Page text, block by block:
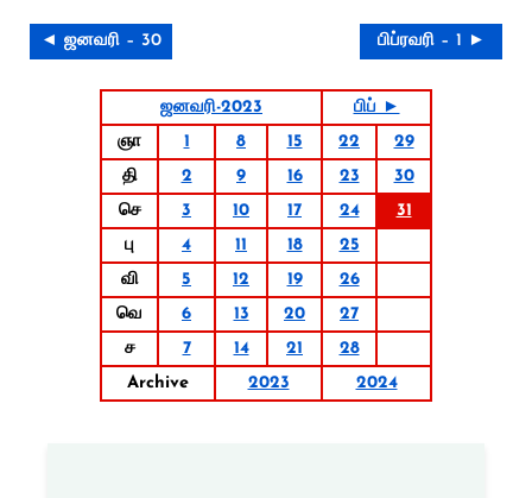
◄ ஜனவரி – 30 பிப்ரவரி – 1 ►
ஜனவரி-2023
பிப் ►
ஞா
1 8 15 22
29
தி
2 9 16 23
30
செ
3 10 17 24
31
பு
4 11 18
25
வி
5 12 19
26
வெ
6 13 20
27
ச
7 14 21
28
Archive
2023 2024